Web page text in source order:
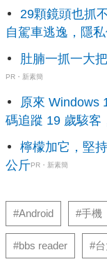
29顆鏡頭也抓
自駕車逃逸，隱
肚腩一抓一大
PR・新素簡
原來 Windows
碼追蹤 19 歲駭客
檸檬加它，堅
公斤PR・新素簡
#Android #手機
#bbs reader #